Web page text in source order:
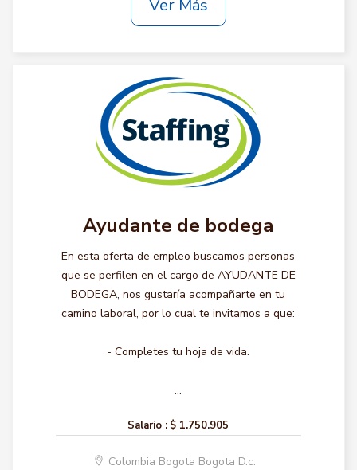
Ver Más
Ayudante de bodega
En esta oferta de empleo buscamos personas
que se perfilen en el cargo de AYUDANTE DE
BODEGA, nos gustaría acompañarte en tu
camino laboral, por lo cual te invitamos a que:
- Completes tu hoja de vida.
...
Salario : $ 1.750.905
Colombia Bogota Bogota D.c.